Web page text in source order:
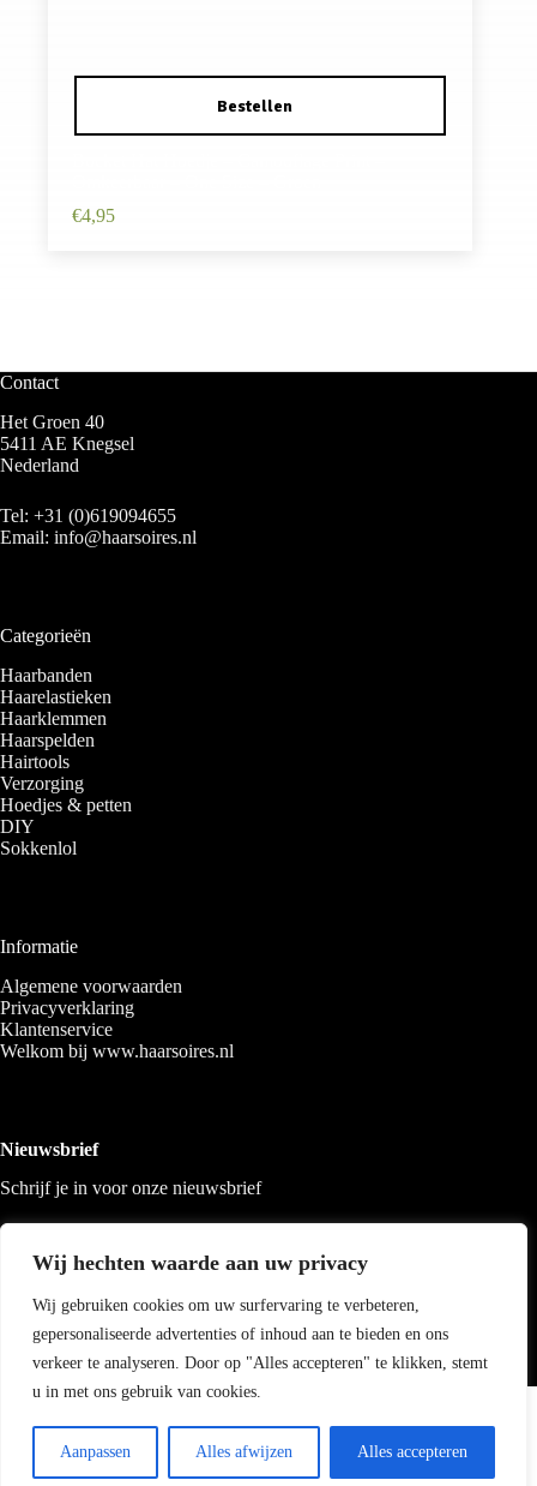
Wij hechten waarde aan uw privacy
Wij gebruiken cookies om uw surfervaring te verbeteren,
gepersonaliseerde advertenties of inhoud aan te bieden en ons
verkeer te analyseren. Door op "Alles accepteren" te klikken, stemt
u in met ons gebruik van cookies.
Aanpassen Alles afwijzen Alles accepteren
€4,95
Contact
Het Groen 40
5411 AE Knegsel
Nederland
Tel: +31 (0)619094655
Email: info@haarsoires.nl
Categorieën
Haarbanden
Haarelastieken
Haarklemmen
Haarspelden
Hairtools
Verzorging
Hoedjes & petten
DIY
Sokkenlol
Informatie
Algemene voorwaarden
Privacyverklaring
Klantenservice
Welkom bij www.haarsoires.nl
Nieuwsbrief
Schrijf je in voor onze nieuwsbrief
Copyright 2026 Haarsoires